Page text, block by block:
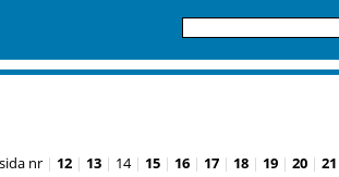
nr | 12 | 13 | 14 | 15 | 16 | 17 | 18 | 19 | 20 | 21